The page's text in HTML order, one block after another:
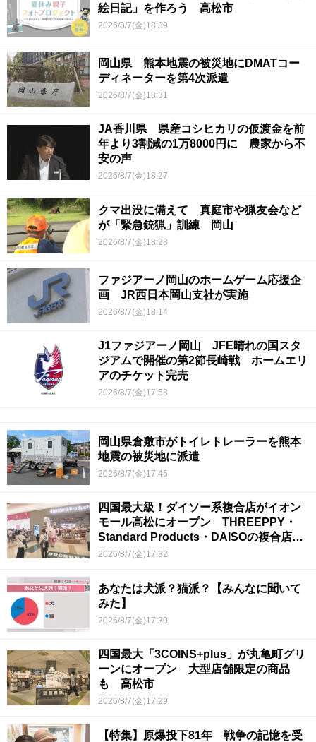
絵日記」を作ろう 高松市
2026/8/7(金)18:39
岡山県 熊本地震の被災地にDMATコー
ディネーターを第4次派遣
2026/8/7(金)18:31
JA香川県 県産コシヒカリの仮渡金を前
年より3割減の1万8000円に 農家から不
安の声
2026/8/7(金)18:27
クマ出没に備えて 真庭市や猟友会など
が「緊急銃猟」訓練 岡山
2026/8/7(金)18:23
ファジアーノ岡山のホームゲーム応援企
画 JR西日本岡山支社が実施
2026/8/7(金)18:14
J1ファジアーノ岡山 JFE晴れの国スタ
ジアムで開催の第2節長崎戦 ホームエリ
アのチケット完売
2026/8/7(金)17:53
岡山県倉敷市がトイレトレーラーを熊本
地震の被災地に派遣
2026/8/7(金)17:45
四国最大級！ダイソー系複合店がイオン
モール高松にオープン THREEPPY・
Standard Products・DAISOの複合店は
香川県初
2026/8/7(金)17:32
あなたは犬派？猫派？【みんなに聞いて
みた】
2026/8/7(金)17:30
四国最大「3COINS+plus」が丸亀町グリ
ーンにオープン 大型店舗限定の商品
も 高松市
2026/8/7(金)17:29
【特集】原爆投下81年 戦争の記憶を受